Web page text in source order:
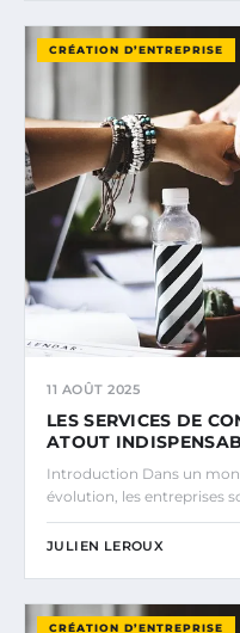
CRÉATION D’ENTREPRISE
11 AOÛT 2025
LES SERVICES DE
ATOUT
Introduction Dans un
évolution, les entreprises
JULIEN LEROUX
CRÉATION D’ENTREPRISE